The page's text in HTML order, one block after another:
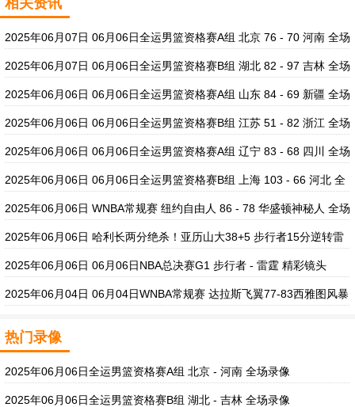
相关资讯
2025年06月07日 06月06日全运男篮资格赛A组 北京 76 - 70 河南 全场
集锦
2025年06月07日 06月06日全运男篮资格赛B组 湖北 82 - 97 吉林 全场
集锦
2025年06月06日 06月06日全运男篮资格赛A组 山东 84 - 69 新疆 全场
集锦
2025年06月06日 06月06日全运男篮资格赛B组 江苏 51 - 82 浙江 全场
集锦
2025年06月06日 06月06日全运男篮资格赛A组 辽宁 83 - 68 四川 全场
集锦
2025年06月06日 06月06日全运男篮资格赛B组 上海 103 - 66 河北 全
场集锦
2025年06月06日 WNBA常规赛 纽约自由人 86 - 78 华盛顿神秘人 全场
集锦
2025年06月06日 哈利长两分绝杀！亚历山大38+5 步行者15分逆转雷
霆先拔头筹
2025年06月06日 06月06日NBA总决赛G1 步行者 - 雷霆 精彩镜头
2025年06月04日 06月04日WNBA常规赛 达拉斯飞翼77-83西雅图风暴
热门录像
2025年06月06日全运男篮资格赛A组 北京 - 河南 全场录像
2025年06月06日全运男篮资格赛B组 湖北 - 吉林 全场录像